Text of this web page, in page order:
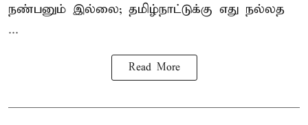
நண்பனும் இல்லை; தமிழ்நாட்டுக்கு எது நல்லத
...
Read More